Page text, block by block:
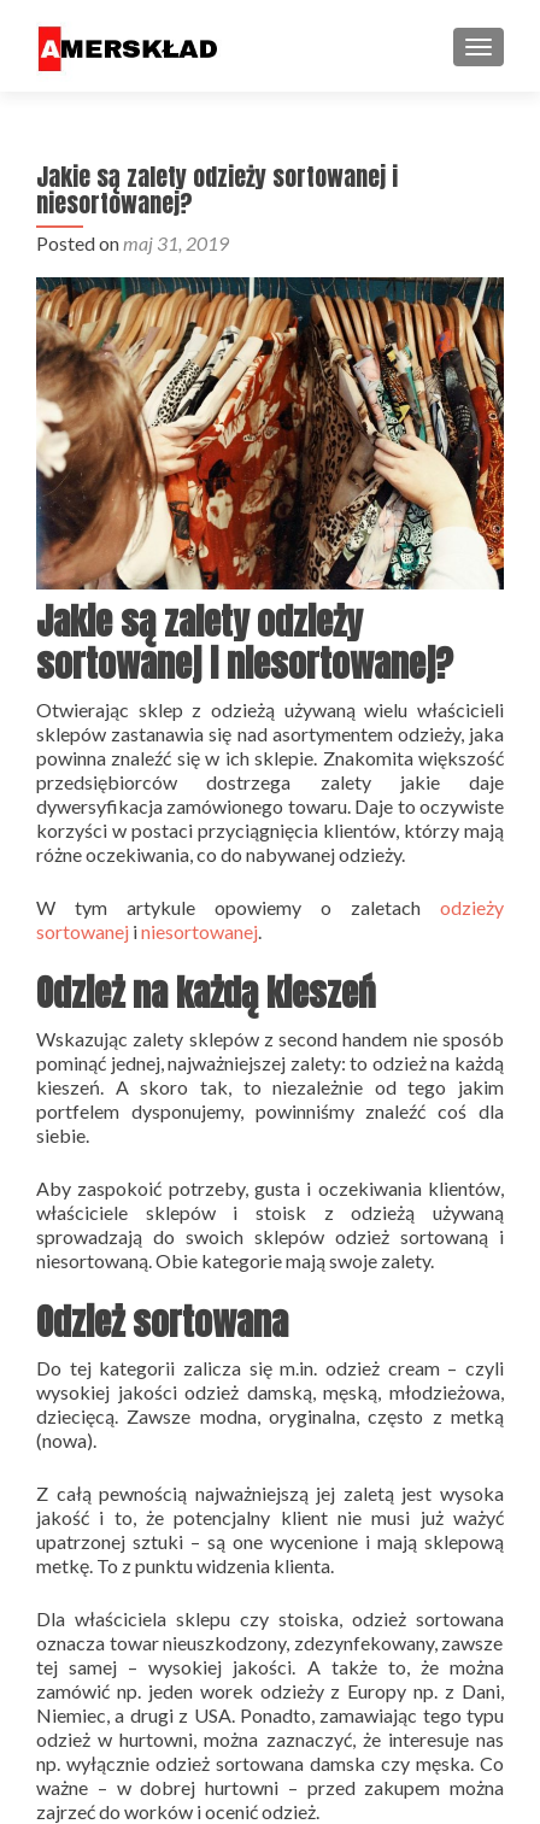
Jakie są zalety odzieży sortowanej i
niesortowanej?
Posted onmaj 31, 2019
Jakie są zalety odzieży
sortowanej i niesortowanej?
Otwierając sklep z odzieżą używaną wielu właścicieli
sklepów zastanawia się nad asortymentem odzieży, jaka
powinna znaleźć się w ich sklepie. Znakomita większość
przedsiębiorców dostrzega zalety jakie daje
dywersyfikacja zamówionego towaru. Daje to oczywiste
korzyści w postaci przyciągnięcia klientów, którzy mają
różne oczekiwania, co do nabywanej odzieży.
W tym artykule opowiemy o zaletach odzieży
sortowanej iniesortowanej
Odzież na każdą kieszeń
Wskazując zalety sklepów z second handem nie sposób
pominąć jednej, najważniejszej zalety: to odzież na każdą
kieszeń. A skoro tak, to niezależnie od tego jakim
portfelem dysponujemy, powinniśmy znaleźć coś dla
siebie.
Aby zaspokoić potrzeby, gusta i oczekiwania klientów,
właściciele sklepów i stoisk z odzieżą używaną
sprowadzają do swoich sklepów odzież sortowaną i
niesortowaną. Obie kategorie mają swoje zalety.
Odzież sortowana
Do tej kategorii zalicza się m.in. odzież cream – czyli
wysokiej jakości odzież damską, męską, młodzieżowa,
dziecięcą. Zawsze modna, oryginalna, często z metką
(nowa).
Z całą pewnością najważniejszą jej zaletą jest wysoka
jakość i to, że potencjalny klient nie musi już ważyć
upatrzonej sztuki – są one wycenione i mają sklepową
metkę. To z punktu widzenia klienta.
Dla właściciela sklepu czy stoiska, odzież sortowana
oznacza towar nieuszkodzony, zdezynfekowany, zawsze
tej samej – wysokiej jakości. A także to, że można
zamówić np. jeden worek odzieży z Europy np. z Dani,
Niemiec, a drugi z USA. Ponadto, zamawiając tego typu
odzież w hurtowni, można zaznaczyć, że interesuje nas
np. wyłącznie odzież sortowana damska czy męska. Co
ważne – w dobrej hurtowni – przed zakupem można
zajrzeć do worków i ocenić odzież.